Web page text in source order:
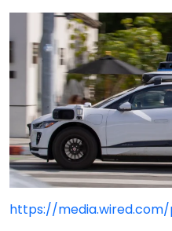
https://media.wired.com/